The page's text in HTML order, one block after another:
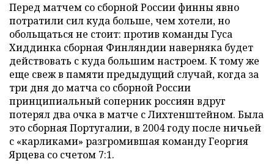
Перед матчем со сборной России финны явно
потратили сил куда больше, чем хотели, но
обольщаться не стоит: против команды Гуса
Хиддинка сборная Финляндии наверняка будет
действовать с куда большим настроем. К тому же
еще свеж в памяти предыдущий случай, когда за
три дня до матча со сборной России
принципиальный соперник россиян вдруг
потерял два очка в матче с Лихтенштейном. Была
это сборная Португалии, в 2004 году после ничьей
с «карликами» разгромившая команду Георгия
Ярцева со счетом 7:1.